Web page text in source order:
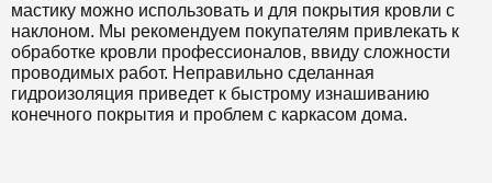
мастику можно использовать и для покрытия кровли с
наклоном. Мы рекомендуем покупателям привлекать к
обработке кровли профессионалов, ввиду сложности
проводимых работ. Неправильно сделанная
гидроизоляция приведет к быстрому изнашиванию
конечного покрытия и проблем с каркасом дома.